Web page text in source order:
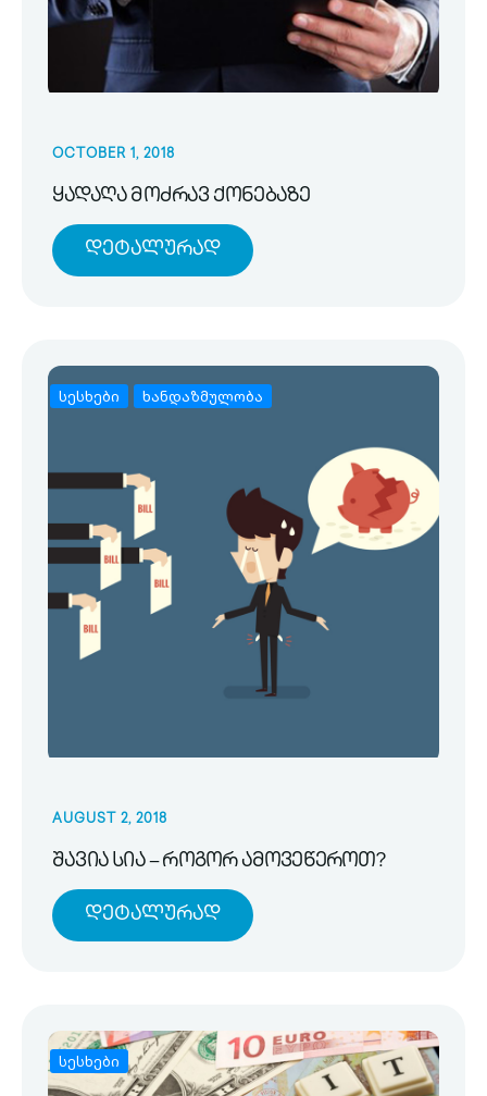
OCTOBER 1, 2018
ყადაღა მოძრავ ქონებაზე
Დეტალურად
სესხები ხანდაზმულობა
AUGUST 2, 2018
შავია სია – როგორ ამოვეწეროთ?
Დეტალურად
სესხები